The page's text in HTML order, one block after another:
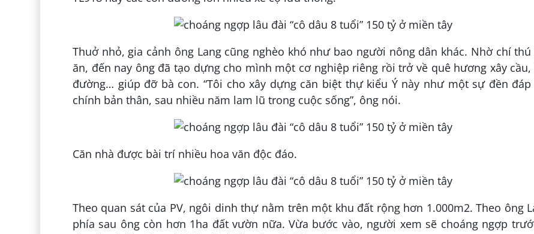
Thuở nhỏ, gia cảnh ông Lang cũng nghèo khó như bao người nông dân khác. Nhờ chí
ăn, đến nay ông đã tạo dựng cho mình một cơ nghiệp riêng rồi trở về quê hương xây cầu,
đường… giúp đỡ bà con. “Tôi cho xây dựng căn biệt thự kiểu Ý này như một sự đền đáp
chính bản thân, sau nhiều năm lam lũ trong cuộc sống”, ông nói.
Căn nhà được bài trí nhiều hoa văn độc đáo.
Theo quan sát của PV, ngôi dinh thự nằm trên một khu đất rộng hơn 1.000m2. Theo ông
phía sau ông còn hơn 1ha đất vườn nữa. Vừa bước vào, người xem sẽ choáng ngợp